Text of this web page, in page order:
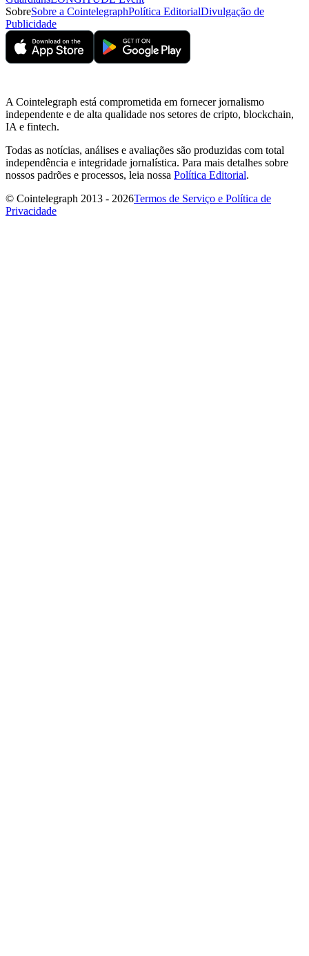
SobreSobre a CointelegraphPolítica EditorialDivulgação de
Publicidade
A Cointelegraph está comprometida em fornecer jornalismo
independente e de alta qualidade nos setores de cripto, blockchain,
IA e fintech.
Todas as notícias, análises e avaliações são produzidas com total
independência e integridade jornalística. Para mais detalhes sobre
nossos padrões e processos, leia nossa Política Editorial.
© Cointelegraph 2013 - 2026Termos de Serviço e Política de
Privacidade